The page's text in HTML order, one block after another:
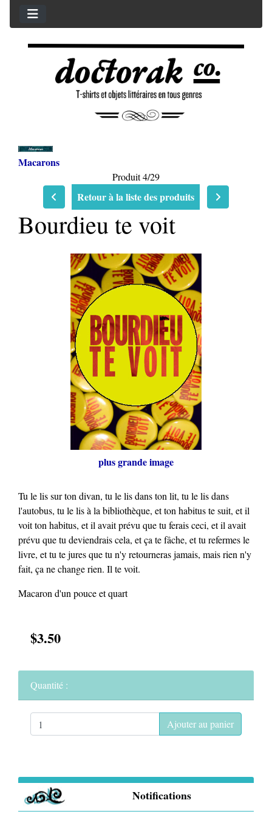
Macarons
Produit 4/29
Retour à la liste des produits
Bourdieu te voit
plus grande image
Tu le lis sur ton divan, tu le lis dans ton lit, tu le lis dans
l'autobus, tu le lis à la bibliothèque, et ton habitus te suit, et il
voit ton habitus, et il avait prévu que tu ferais ceci, et il avait
prévu que tu deviendrais cela, et ça te fâche, et tu refermes le
livre, et tu te jures que tu n'y retourneras jamais, mais rien n'y
fait, ça ne change rien. Il te voit.
Macaron d'un pouce et quart
$3.50
Quantité :
Ajouter au panier
Notifications